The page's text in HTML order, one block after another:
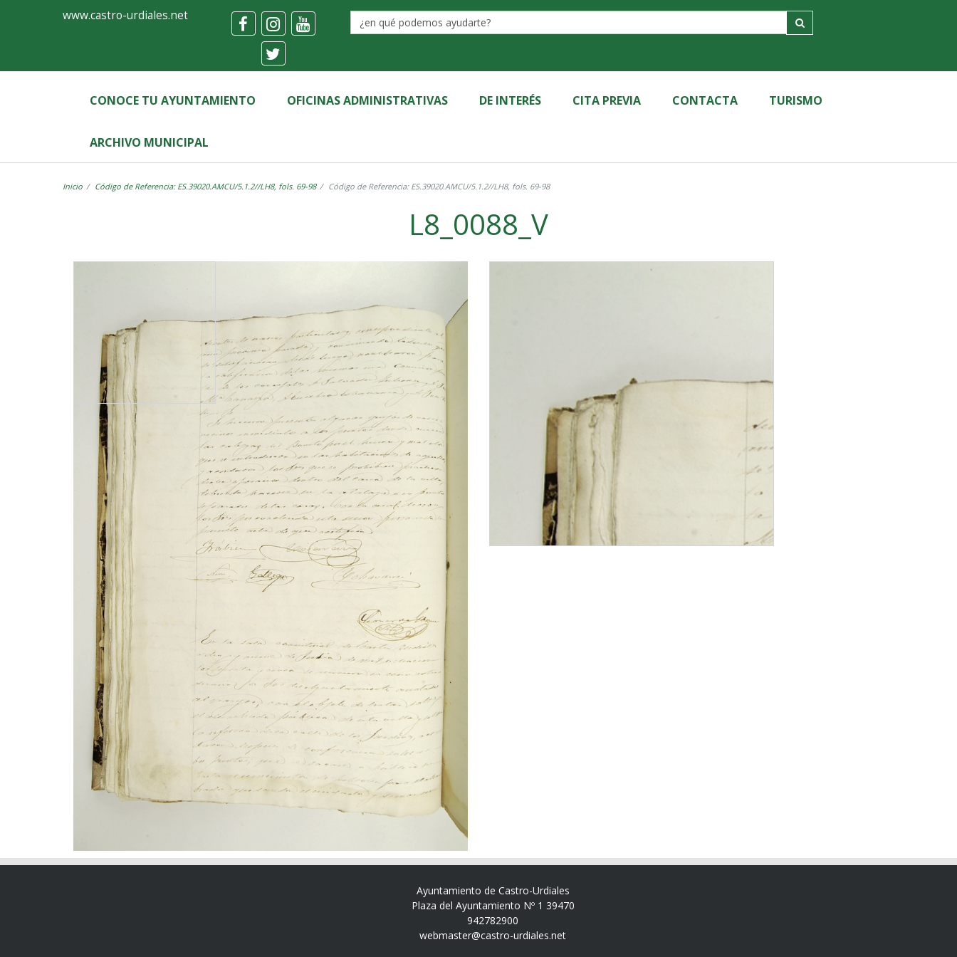
Ayuntamiento
Castro-
Urdiales
www.castro-urdiales.net
CONOCE TU AYUNTAMIENTO OFICINAS ADMINISTRATIVAS DE INTERÉS CITA PREVIA CONTACTA TURISMO
ARCHIVO MUNICIPAL
Inicio Código de Referencia: ES.39020.AMCU/5.1.2//LH8, fols. 69-98 Código de Referencia: ES.39020.AMCU/5.1.2//LH8, fols. 69-98
L8_0088_V
Ayuntamiento de Castro-Urdiales
Plaza del Ayuntamiento Nº 1 39470
942782900
webmaster@castro-urdiales.net